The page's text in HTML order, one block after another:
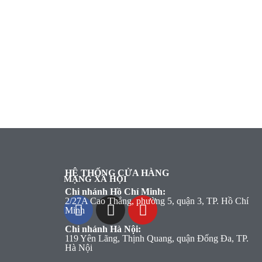
MẠNG XÃ HỘI
HỆ THỐNG CỬA HÀNG
Chi nhánh Hồ Chí Minh:
2/27A Cao Thắng, phường 5, quận 3, TP. Hồ Chí
Minh
Chi nhánh Hà Nội:
119 Yên Lãng, Thịnh Quang, quận Đống Đa, TP.
Hà Nội